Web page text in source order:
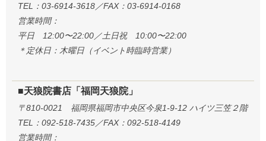
TEL：03-6914-3618／FAX：03-6914-0168
営業時間：
平日 12:00〜22:00／土日祝 10:00〜22:00
＊定休日：木曜日（イベント時臨時営業）
■天狼院書店「福岡天狼院」
〒810-0021 福岡県福岡市中央区今泉1-9-12 ハイツ三笠２階
TEL：092-518-7435／FAX：092-518-4149
営業時間：